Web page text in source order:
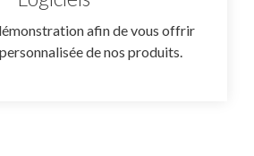
afin de vous offrir
de nos produits.